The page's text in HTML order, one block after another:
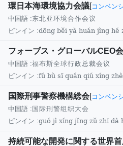
環日本海環境協力会議[コンベン
中国語 :东北亚环境合作会议
ピンイン :dōng běi yà huán jìng hé
フォーブス・グローバルCEO
中国語 :福布斯全球行政总裁会议
ピンイン :fú bù sī quán qiú xíng
国際刑事警察機構総会[コンベン
中国語 : 国际刑警组织大会
ピンイン :guó jì xíng jǐng zǔ zhī dà
持続可能な開発に関する世界